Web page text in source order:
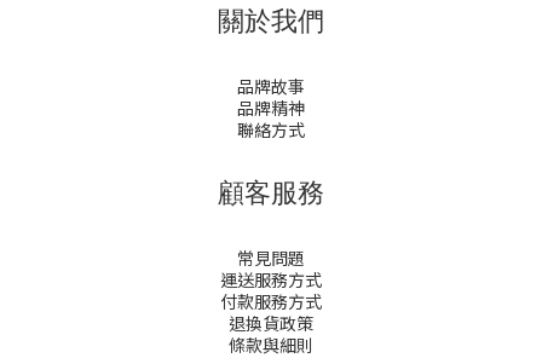
關於我們
品牌故事
品牌精神
聯絡方式
顧客服務
常見問題
運送服務方式
付款服務方式
退換貨政策
條款與細則